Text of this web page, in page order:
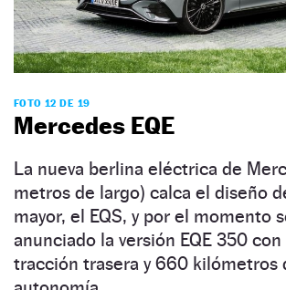
FOTO 12 DE 19
Mercedes EQE
La nueva berlina eléctrica de
metros de largo) calca el diseño
mayor, el EQS, y por el momento
anunciado la versión EQE 350 con
tracción trasera y 660 kilómetros